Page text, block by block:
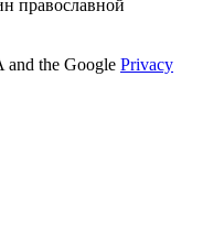
православной
and the Google Privacy